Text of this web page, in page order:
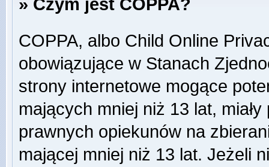
» Czym jest COPPA?
COPPA, albo Child Online
obowiązujące w Stanach
strony internetowe mogące
mających mniej niż 13 lat,
prawnych opiekunów na
mającej mniej niż 13 lat. Jeżeli